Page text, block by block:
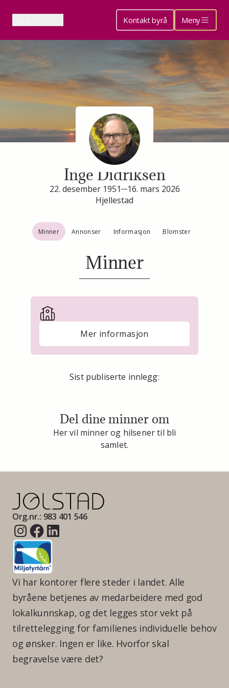
Kontakt byrå Meny
Minneside for
Inge Didriksen
22. desember 1951
16. mars 2026
Hjellestad
Minner Annonser Informasjon Blomster
Minner
Mer informasjon
Sist publiserte innlegg:
Del dine minner om
Her vil minner og hilsener til bli
samlet.
Org.nr.: 983 401 546
Vi har kontorer flere steder i landet. Alle
byråene betjenes av medarbeidere med god
lokalkunnskap, og det legges stor vekt på
tilrettelegging for familienes individuelle behov
og ønsker. Ingen er like. Hvorfor skal
begravelse være det?